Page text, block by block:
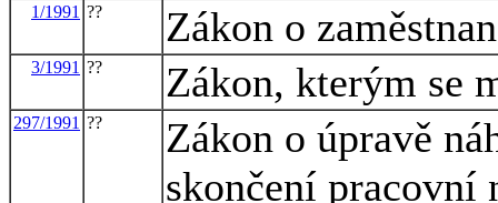
1/1991 ?? Zákon o
3/1991 ?? Zákon, kterým se
297/1991 ??
Zákon o úpravě
skončení pracovní